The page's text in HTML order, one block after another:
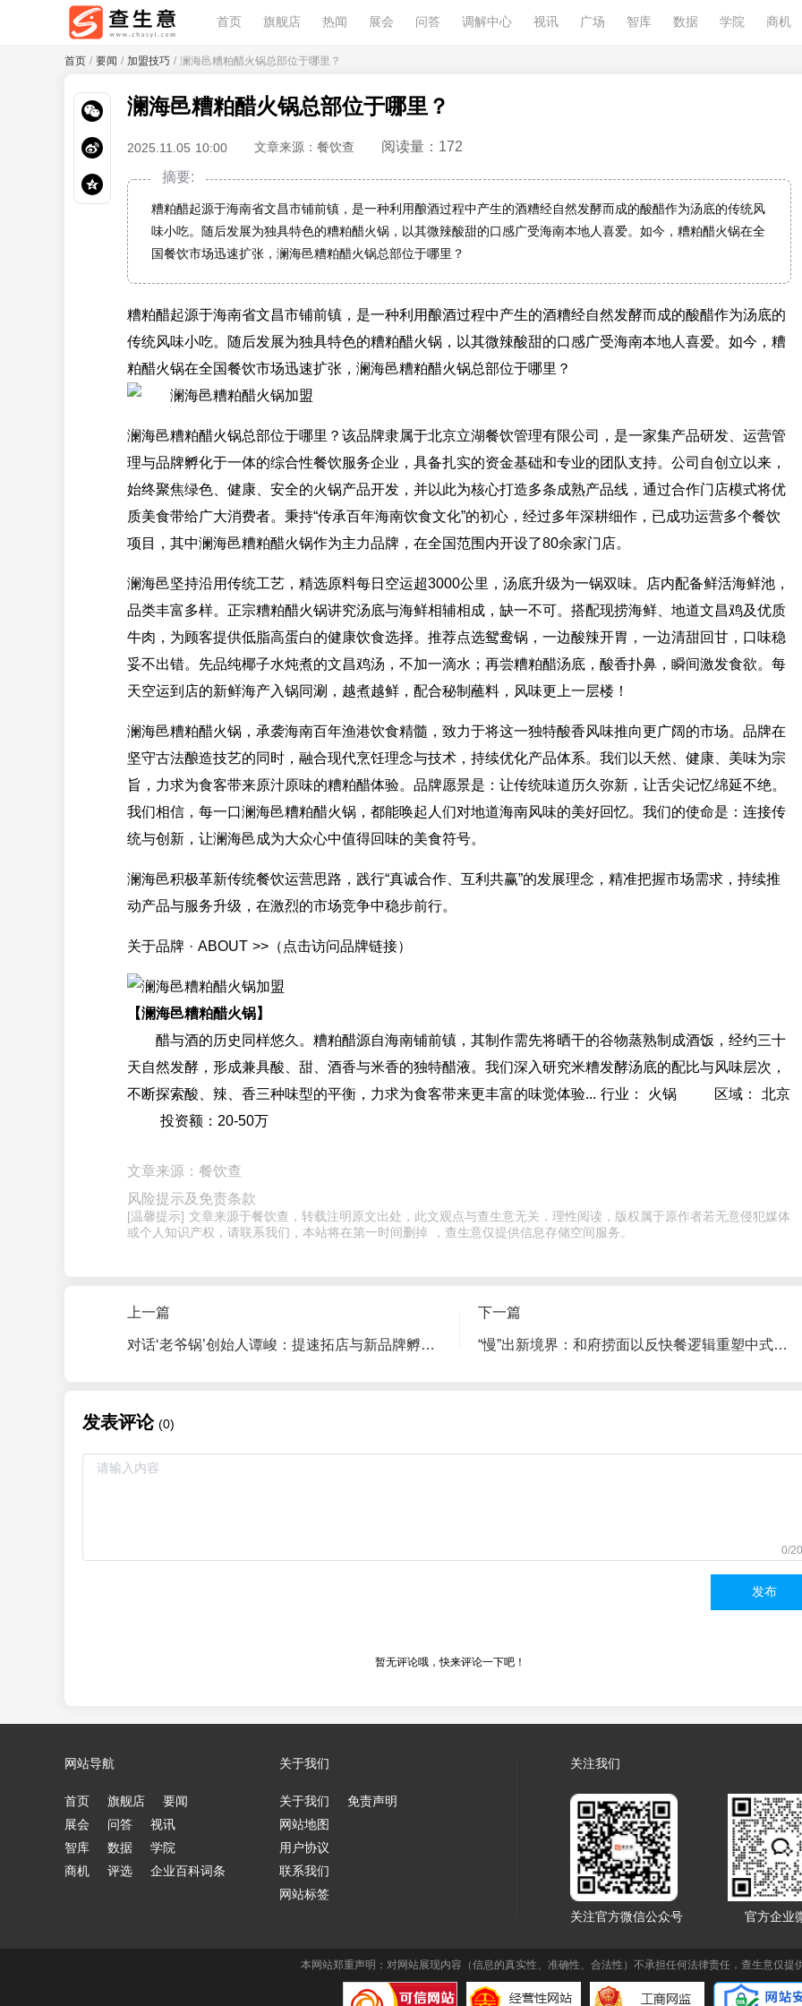
首页 旗舰店 热闻 展会 问答 调解中心 视讯 广场 智库 数据 学院 商机
首页 / 要闻 / 加盟技巧 / 澜海邑糟粕醋火锅总部位于哪里？
澜海邑糟粕醋火锅总部位于哪里？
2025.11.05 10:00 文章来源：餐饮查
阅读量：172
摘要:
糟粕醋起源于海南省文昌市铺前镇，是一种利用酿酒过程中产生的酒糟经自然发酵而成的酸醋作为汤底的传统风
味小吃。随后发展为独具特色的糟粕醋火锅，以其微辣酸甜的口感广受海南本地人喜爱。如今，糟粕醋火锅在全
国餐饮市场迅速扩张，澜海邑糟粕醋火锅总部位于哪里？
糟粕醋起源于海南省文昌市铺前镇，是一种利用酿酒过程中产生的酒糟经自然发酵而成的酸醋作为汤底的
传统风味小吃。随后发展为独具特色的糟粕醋火锅，以其微辣酸甜的口感广受海南本地人喜爱。如今，糟
粕醋火锅在全国餐饮市场迅速扩张，澜海邑糟粕醋火锅总部位于哪里？
澜海邑糟粕醋火锅总部位于哪里？该品牌隶属于北京立湖餐饮管理有限公司，是一家集产品研发、运营管
理与品牌孵化于一体的综合性餐饮服务企业，具备扎实的资金基础和专业的团队支持。公司自创立以来，
始终聚焦绿色、健康、安全的火锅产品开发，并以此为核心打造多条成熟产品线，通过合作门店模式将优
质美食带给广大消费者。秉持“传承百年海南饮食文化”的初心，经过多年深耕细作，已成功运营多个餐饮
项目，其中澜海邑糟粕醋火锅作为主力品牌，在全国范围内开设了80余家门店。
澜海邑坚持沿用传统工艺，精选原料每日空运超3000公里，汤底升级为一锅双味。店内配备鲜活海鲜池，
品类丰富多样。正宗糟粕醋火锅讲究汤底与海鲜相辅相成，缺一不可。搭配现捞海鲜、地道文昌鸡及优质
牛肉，为顾客提供低脂高蛋白的健康饮食选择。推荐点选鸳鸯锅，一边酸辣开胃，一边清甜回甘，口味稳
妥不出错。先品纯椰子水炖煮的文昌鸡汤，不加一滴水；再尝糟粕醋汤底，酸香扑鼻，瞬间激发食欲。每
天空运到店的新鲜海产入锅同涮，越煮越鲜，配合秘制蘸料，风味更上一层楼！
澜海邑糟粕醋火锅，承袭海南百年渔港饮食精髓，致力于将这一独特酸香风味推向更广阔的市场。品牌在
坚守古法酿造技艺的同时，融合现代烹饪理念与技术，持续优化产品体系。我们以天然、健康、美味为宗
旨，力求为食客带来原汁原味的糟粕醋体验。品牌愿景是：让传统味道历久弥新，让舌尖记忆绵延不绝。
我们相信，每一口澜海邑糟粕醋火锅，都能唤起人们对地道海南风味的美好回忆。我们的使命是：连接传
统与创新，让澜海邑成为大众心中值得回味的美食符号。
澜海邑积极革新传统餐饮运营思路，践行“真诚合作、互利共赢”的发展理念，精准把握市场需求，持续推
动产品与服务升级，在激烈的市场竞争中稳步前行。
关于品牌 · ABOUT >>（点击访问品牌链接）
【澜海邑糟粕醋火锅】
醋与酒的历史同样悠久。糟粕醋源自海南铺前镇，其制作需先将晒干的谷物蒸熟制成酒饭，经约三十
天自然发酵，形成兼具酸、甜、酒香与米香的独特醋液。我们深入研究米糟发酵汤底的配比与风味层次，
不断探索酸、辣、香三种味型的平衡，力求为食客带来更丰富的味觉体验... 行业： 火锅 区域： 北京
投资额：20-50万
文章来源：餐饮查
风险提示及免责条款
[温馨提示] 文章来源于餐饮查，转载注明原文出处，此文观点与查生意无关，理性阅读，版权属于原作者若无意侵犯媒体
或个人知识产权，请联系我们，本站将在第一时间删掉 ，查生意仅提供信息存储空间服务。
上一篇
对话‘老爷锅’创始人谭峻：提速拓店与新品牌孵化之路
下一篇
“慢”出新境界：和府捞面以反快餐逻辑重塑中式面馆体验
发表评论 (0)
0/
发布
暂无评论哦，快来评论一下吧！
网站导航
首页 旗舰店
要闻
展会
问答
视讯
智库
数据
学院
商机
评选 企业百科词条
关于我们
关于我们
免责声明
网站地图
用户协议
联系我们
网站标签
关注我们
关注官方微信公众号 官方企业
本网站郑重声明：对网站展现内容（信息的真实性、准确性、合法性）不承担任何法律责任，查生意仅提